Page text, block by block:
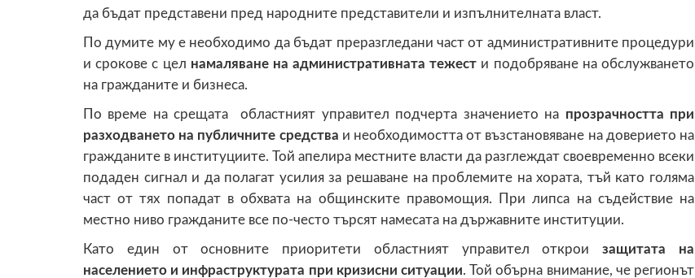
да бъдат представени пред народните представители и изпълнителната власт.
По думите му е необходимо да бъдат преразгледани част от административните процедури
и срокове с цел намаляване на административната тежест и подобряване на обслужването
на гражданите и бизнеса.
По време на срещата областният управител подчерта значението на прозрачността при
разходването на публичните средства и необходимостта от възстановяване на доверието на
гражданите в институциите. Той апелира местните власти да разглеждат своевременно всеки
подаден сигнал и да полагат усилия за решаване на проблемите на хората, тъй като голяма
част от тях попадат в обхвата на общинските правомощия. При липса на съдействие на
местно ниво гражданите все по-често търсят намесата на държавните институции.
Като един от основните приоритети областният управител откроизащитата на
населението и инфраструктурата при кризисни ситуации. Той обърна внимание, че регионът